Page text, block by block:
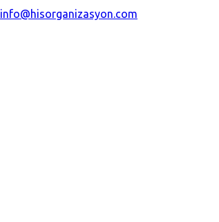
info@hisorganizasyon.com